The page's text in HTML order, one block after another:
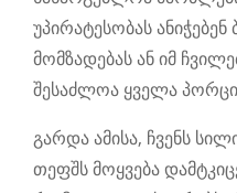
უპირატესობას ანიჭებენ
მომზადებას ან იმ
შესაძლოა ყველა
გარდა ამისა, ჩვენს
თეფშს მოყვება